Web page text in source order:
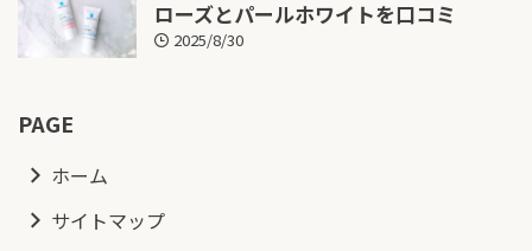
ローズとパールホワイトを口コミ
2025/8/30
PAGE
ホーム
サイトマップ